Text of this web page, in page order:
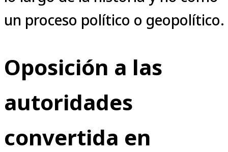
un proceso político o geopolítico.
Oposición a las
autoridades
convertida en